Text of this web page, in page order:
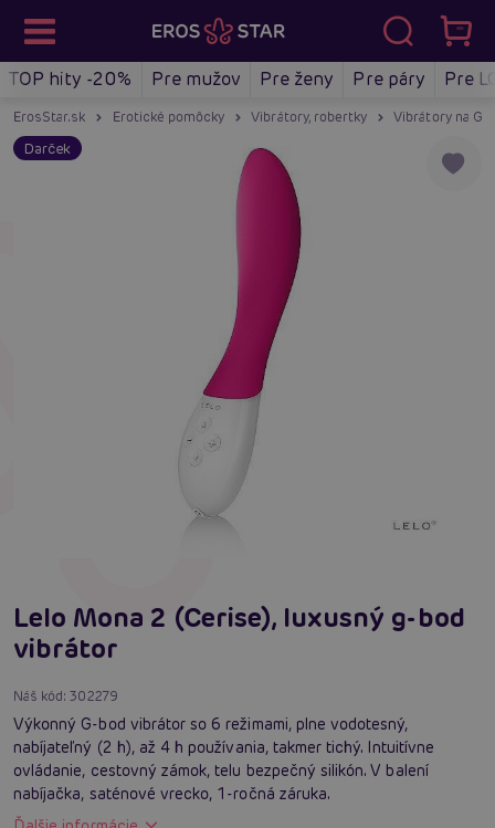
TOP hity -20% Pre mužov Pre ženy Pre páry Pre
ErosStar.sk Erotické pomôcky Vibrátory, robertky Vibrátory na G-
Darček
Lelo Mona 2 (Cerise), luxusný g-bod
vibrátor
Náš kód:302279
Výkonný G-bod vibrátor so 6 režimami, plne vodotesný,
nabíjateľný (2 h), až 4 h používania, takmer tichý. Intuitívne
ovládanie, cestovný zámok, telu bezpečný silikón. V balení
nabíjačka, saténové vrecko, 1-ročná záruka.